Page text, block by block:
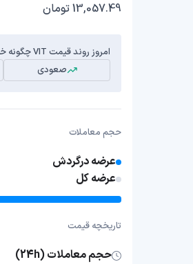
13,057.49 تومان
امروز روند قیمت VIT چگونه خواهد بود؟
صعودی
حجم معاملات
عرضه درگردش
عرضه کل
تاریخچه قیمت
حجم معاملات (24h)